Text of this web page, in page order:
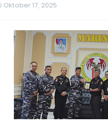
Oktober 17, 2025